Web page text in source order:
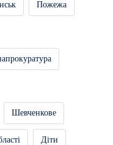
Пожежа
Шевченкове
Діти